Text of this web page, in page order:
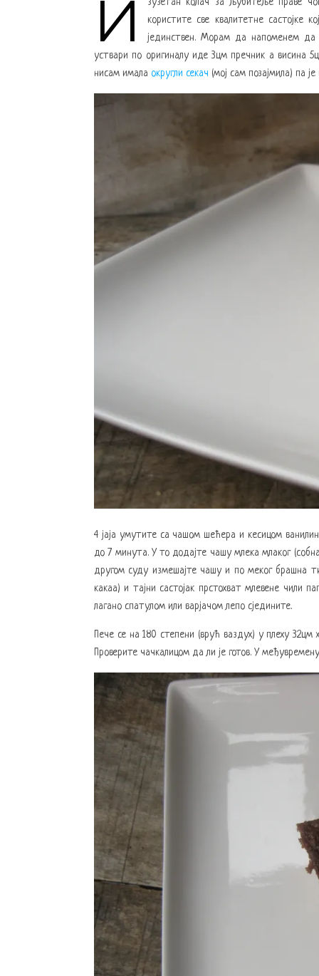
И
користите све квалитетне састојке
јединствен. Морам да напоменем да
уствари по оригиналу иде 3цм пречник а висина
нисам имала округли секач (мој сам позајмила) па
4 јаја умутите са чашом шећера и кесицом
до 7 минута. У то додајте чашу млека млаког
другом суду измешајте чашу и по меког брашна
какаа) и тајни састојак прстохват млевене чили
лагано спатулом или варјачом лепо сједините.
Пече се на 180 степени (врућ ваздух) у плеху
Проверите чачкалицом да ли је готов. У